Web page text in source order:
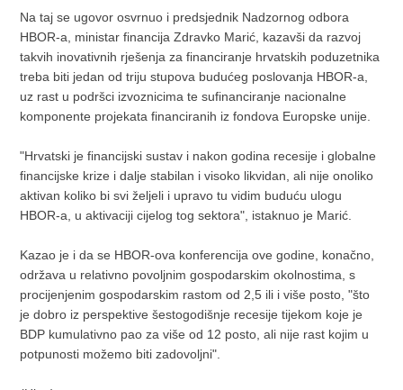
Na taj se ugovor osvrnuo i predsjednik Nadzornog odbora
HBOR-a, ministar financija Zdravko Marić, kazavši da razvoj
takvih inovativnih rješenja za financiranje hrvatskih poduzetnika
treba biti jedan od triju stupova budućeg poslovanja HBOR-a,
uz rast u podršci izvoznicima te sufinanciranje nacionalne
komponente projekata financiranih iz fondova Europske unije.
"Hrvatski je financijski sustav i nakon godina recesije i globalne
financijske krize i dalje stabilan i visoko likvidan, ali nije onoliko
aktivan koliko bi svi željeli i upravo tu vidim buduću ulogu
HBOR-a, u aktivaciji cijelog tog sektora", istaknuo je Marić.
Kazao je i da se HBOR-ova konferencija ove godine, konačno,
održava u relativno povoljnim gospodarskim okolnostima, s
procijenjenim gospodarskim rastom od 2,5 ili i više posto, "što
je dobro iz perspektive šestogodišnje recesije tijekom koje je
BDP kumulativno pao za više od 12 posto, ali nije rast kojim u
potpunosti možemo biti zadovoljni".